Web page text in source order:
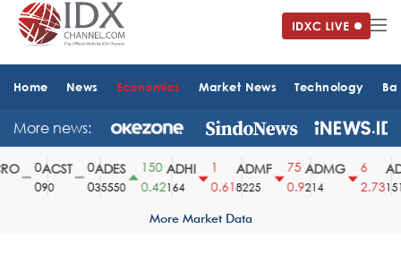
Home News Economics Market News Technology
More news:
ACST
90
ADES
35550
150
0.42
ADHI
164
0.61
ADMF
8225
75
0.9
ADMG
214
2.731510
More Market Data